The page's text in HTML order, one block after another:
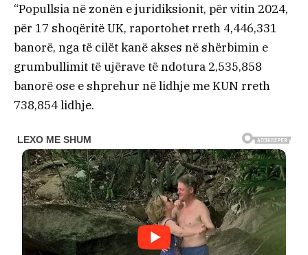
“Popullsia në zonën e juridiksionit, për vitin 2024,
për 17 shoqëritë UK, raportohet rreth 4,446,331
banorë, nga të cilët kanë akses në shërbimin e
grumbullimit të ujërave të ndotura 2,535,858
banorë ose e shprehur në lidhje me KUN rreth
738,854 lidhje.